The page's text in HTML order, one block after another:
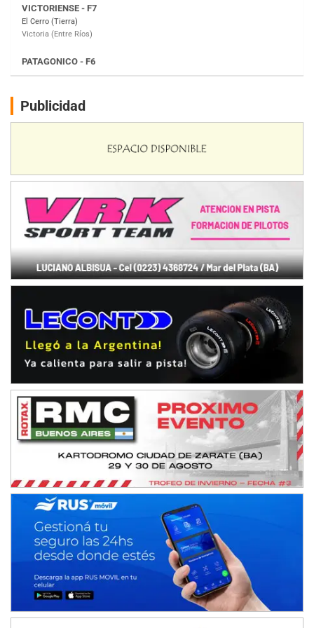
Moto Club Reginense (Tierra)
Gral. E. Godoy (Río Negro)
Juventud Unida (Tierra)
Humboldt (Santa Fe)
NORESTE SANTAFESINO - F6
SUR SANTAFESINO - F4
Rufino (Santa Fe)
TUCUMANO - F5
Juan Navarro (Asfalto)
El Timbó (Tucumán)
COBERTURA ESPECIAL DE E-KART.COM.AR
08/09-AGO
Ramiro Tot (Asfalto)
Baradero (Buenos Aires)
KDO - F6
Ciudad de Trenque Lauquen (Asfalto)
ENTRERRIANO - F6 (POSTERGADA)
Parque de la Velocidad (Asfalto)
Villaguay (Entre Ríos)
VICTORIENSE - F7
Victoria (Entre Ríos)
PATAGONICO - F6
Moto Club Reginense (Tierra)
Gral. E. Godoy (Río Negro)
Juventud Unida (Tierra)
Humboldt (Santa Fe)
NORESTE SANTAFESINO - F6
Publicidad